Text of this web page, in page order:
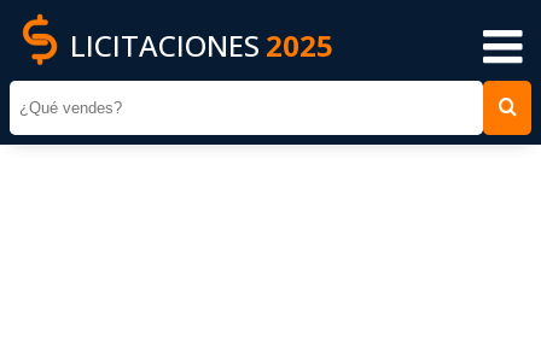
LICITACIONES 2025